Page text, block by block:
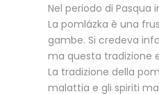
Nel periodo di
La pomlázka è una
gambe. Si credeva
ma questa tradizione
La tradizione della
malattia e gli spiriti